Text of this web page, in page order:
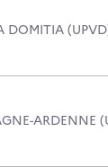
DOMITIA
ARDENNE